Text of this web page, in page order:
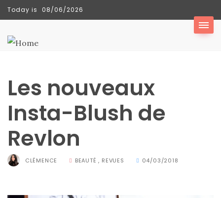
TENDANCES
Today is 08/06/2026
Les nouveaux
Insta-Blush de
Revlon
CLÉMENCE BEAUTÉ , REVUES 04/03/2018